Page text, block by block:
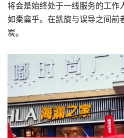
将会是始终处于一线服务的工作
如橐龠乎。在凯旋与误导之间前
炭。